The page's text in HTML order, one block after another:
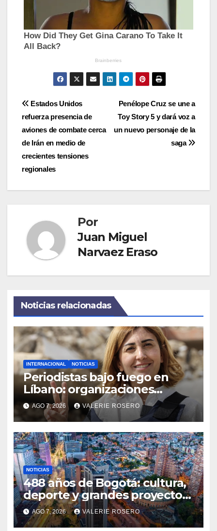
Navegación
de
entradas
Penélope Cruz se une a
Toy Story 5 y dará voz a
un nuevo personaje de la
saga
Estados Unidos
refuerza presencia de
aviones de combate cerca
de Irán en medio de
crecientes tensiones
regionales
Por
Juan Miguel
Narvaez Eraso
Noticias relacionadas
INTERNACIONAL NOTICIAS
Periodistas bajo fuego en
Líbano: organizaciones
denuncian ataques y exigen
justicia
AGO 7, 2026 VALERIE ROSERO
NOTICIAS
488 años de Bogotá: cultura,
deporte y grandes proyectos
marcan el aniversario de la
capital
AGO 7, 2026 VALERIE ROSERO